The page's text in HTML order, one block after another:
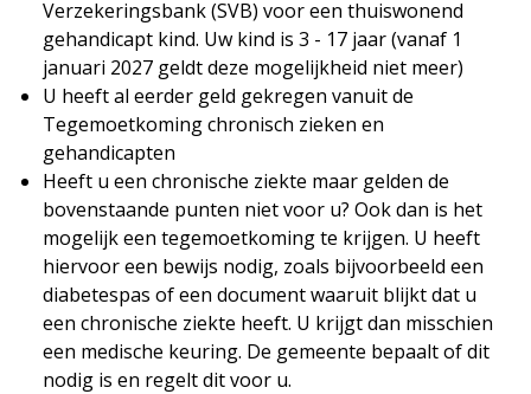
Verzekeringsbank (SVB) voor een thuiswonend
gehandicapt kind. Uw kind is 3 - 17 jaar (vanaf 1
januari 2027 geldt deze mogelijkheid niet meer)
U heeft al eerder geld gekregen vanuit de
Tegemoetkoming chronisch zieken en
gehandicapten
Heeft u een chronische ziekte maar gelden de
bovenstaande punten niet voor u? Ook dan is het
mogelijk een tegemoetkoming te krijgen. U heeft
hiervoor een bewijs nodig, zoals bijvoorbeeld een
diabetespas of een document waaruit blijkt dat u
een chronische ziekte heeft. U krijgt dan misschien
een medische keuring. De gemeente bepaalt of dit
nodig is en regelt dit voor u.